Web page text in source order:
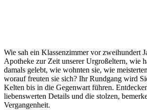
Wie sah ein Klassenzimmer vor zweihundert
Apotheke zur Zeit unserer Urgroßeltern, wie
damals gelebt, wie wohnten sie, wie
worauf freuten sie sich? Ihr Rundgang wird
Kelten bis in die Gegenwart führen.
liebenswerten Details und die stolzen,
Vergangenheit.